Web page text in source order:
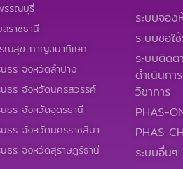
รรณบุรี
ราชธานี
รณสุข กาญจนาภิเษก
ธร จังหวัดลำปาง
ธร จังหวัดนครสวรรค์
ธร จังหวัดอุดรธานี
ธร จังหวัดนครราชสีมา
ธร จังหวัดสุราษฎร์ธานี
ระบบจอง
ระบบขอใ
ระบบติดต
ดำเนินกา
วิชาการ
PHAS-
PHAS
ระบบอื่นๆ